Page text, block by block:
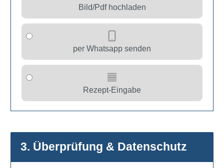
Bild/Pdf hochladen
per Whatsapp senden
Rezept-Eingabe
3. Überprüfung & Datenschutz